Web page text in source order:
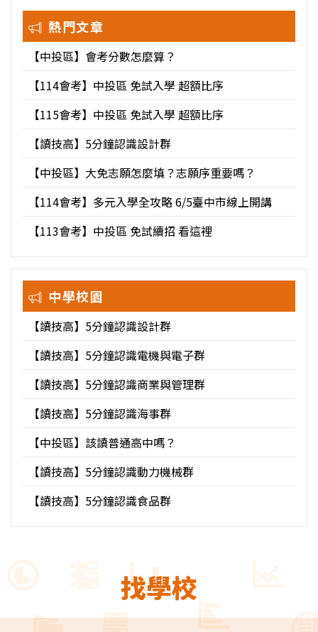
熱門文章
【中投區】會考分數怎麼算？
【114會考】中投區 免試入學 超額比序
【115會考】中投區 免試入學 超額比序
【讀技高】5分鐘認識設計群
【中投區】大免志願怎麼填？志願序重要嗎？
【114會考】多元入學全攻略 6/5臺中市線上開講
【113會考】中投區 免試續招 看這裡
中學校園
【讀技高】5分鐘認識設計群
【讀技高】5分鐘認識電機與電子群
【讀技高】5分鐘認識商業與管理群
【讀技高】5分鐘認識海事群
【中投區】該讀普通高中嗎？
【讀技高】5分鐘認識動力機械群
【讀技高】5分鐘認識食品群
找學校